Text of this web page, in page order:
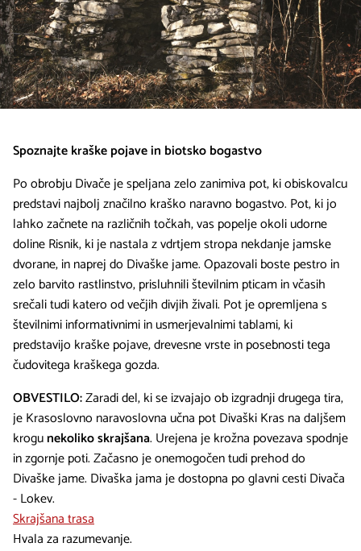
Spoznajte kraške pojave in biotsko bogastvo
Po obrobju Divače je speljana zelo zanimiva pot, ki obiskovalcu
predstavi najbolj značilno kraško naravno bogastvo. Pot, ki jo
lahko začnete na različnih točkah, vas popelje okoli udorne
doline Risnik, ki je nastala z vdrtjem stropa nekdanje jamske
dvorane, in naprej do Divaške jame. Opazovali boste pestro in
zelo barvito rastlinstvo, prisluhnili številnim pticam in včasih
srečali tudi katero od večjih divjih živali. Pot je opremljena s
številnimi informativnimi in usmerjevalnimi tablami, ki
predstavijo kraške pojave, drevesne vrste in posebnosti tega
čudovitega kraškega gozda.
OBVESTILO:Zaradi del, ki se izvajajo ob izgradnji drugega tira,
je Krasoslovno naravoslovna učna pot Divaški Kras na daljšem
krogunekoliko skrajšana. Urejena je krožna povezava spodnje
in zgornje poti. Začasno je onemogočen tudi prehod do
Divaške jame. Divaška jama je dostopna po glavni cesti Divača
- Lokev.
Skrajšana trasa
Hvala za razumevanje.